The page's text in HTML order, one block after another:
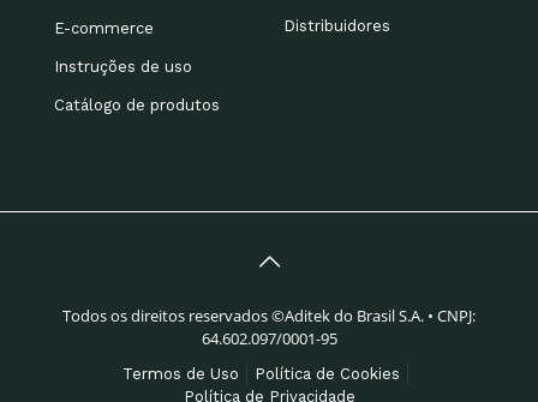
E-commerce
Instruções de uso
Catálogo de produtos
Distribuidores
Todos os direitos reservados ©Aditek do Brasil S.A. • CNPJ:
64.602.097/0001-95
Termos de Uso
Política de Cookies
Política de Privacidade